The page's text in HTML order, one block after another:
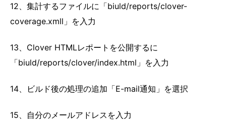
12、集計するファイルに「biuld/reports/clover-
coverage.xmll」を入力
13、Clover HTMLレポートを公開するに
「biuld/reports/clover/index.html」を入力
14、ビルド後の処理の追加「E-mail通知」を選択
15、自分のメールアドレスを入力